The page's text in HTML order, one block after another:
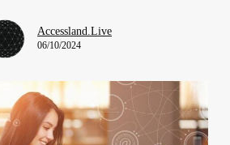
Accessland.Live
06/10/2024